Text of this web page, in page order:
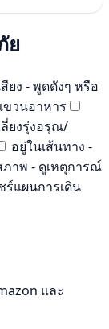
ย
ยง - พูดดังๆ หรือ
ขวนอาหาร
ยงรุ่งอรุณ/
อยู่ในเส้นทาง -
าพ - ดูเหตุการณ์
แผนการเดิน
และ